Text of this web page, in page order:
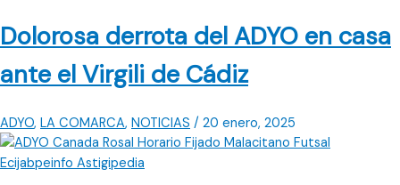
una
en
frente
a
CD
Dolorosa derrota del ADYO en casa
ante el Virgili de Cádiz
ADYO, LA COMARCA, NOTICIAS / 20 enero, 2025